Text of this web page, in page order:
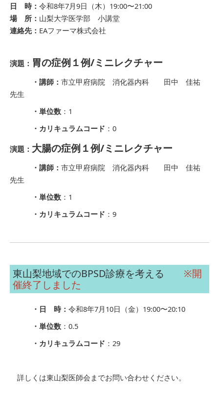
日 時： 令和8年7月9日（木）19:00〜21:00
場 所： 山梨大学医学部 小講堂
連絡先： EAファーマ株式会社
演題： 胃の症例１例/ミニレクチャー
・講師： 市立甲府病院 消化器内科 田中 佳祐
先生
・単位数 ：1
・カリキュラムコード ：0
演題： 大腸の症例１例/ミニレクチャー
・講師： 市立甲府病院 消化器内科 田中 佳祐
先生
・単位数 ：1
・カリキュラムコード ：9
東山梨地域でのBPSD診療を考える ※開
催終了しました
・日 時： 令和8年7月10日（金）19:00〜20:10
・単位数 ：0.5
・カリキュラムコード ：29
詳しくは東山梨医師会までお問い合わせください。